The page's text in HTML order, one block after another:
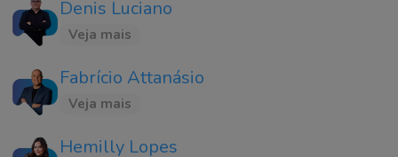
Denis Luciano
Veja mais
Fabrício Attanásio
Veja mais
Hemilly Lopes